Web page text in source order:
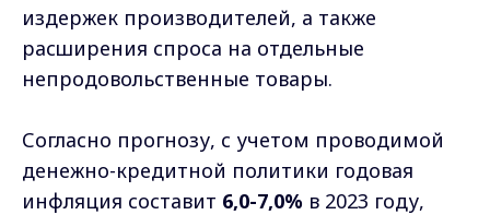
издержек производителей, а также
расширения спроса на отдельные
непродовольственные товары.
Согласно прогнозу, с учетом проводимой
денежно-кредитной политики годовая
инфляция составит 6,0-7,0% в 2023 году,